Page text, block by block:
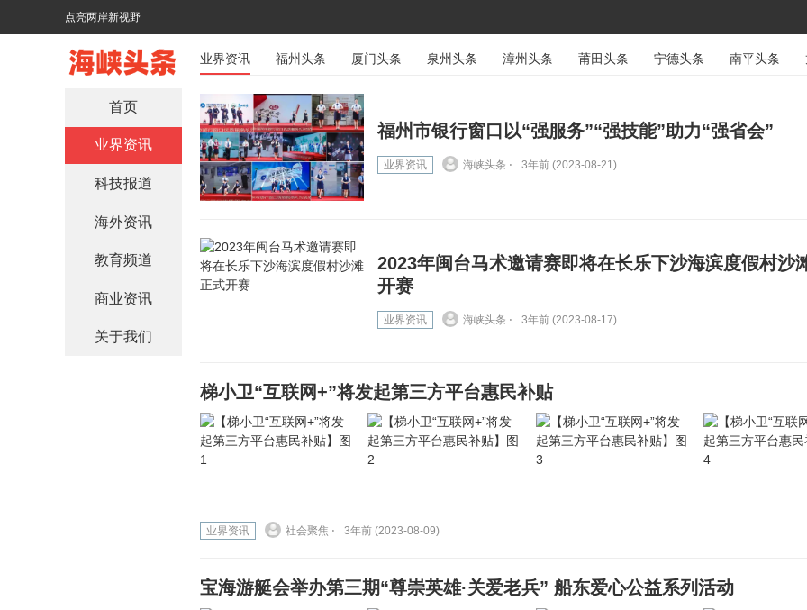
点亮两岸新视野
业界资讯 福州头条 厦门头条 泉州头条 漳州头条 莆田头条 宁德头条 南平头条
福州市银行窗口以“强服务”“强技能”助力“强省会”
业界资讯 海峡头条 ⋅ 3年前 (2023-08-21)
2023年闽台马术邀请赛即将在长乐下沙海滨度假村沙
开赛
业界资讯 海峡头条 ⋅ 3年前 (2023-08-17)
梯小卫“互联网+”将发起第三方平台惠民补贴
业界资讯 社会聚焦 ⋅ 3年前 (2023-08-09)
宝海游艇会举办第三期“尊崇英雄·关爱老兵” 船东爱心公益系列活动
首页
业界资讯
科技报道
海外资讯
教育频道
商业资讯
关于我们